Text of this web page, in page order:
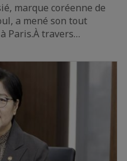
marque coréenne de
a mené son tout
Paris.À travers…